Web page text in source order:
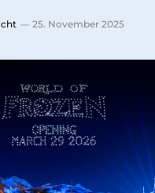
25. November 2025